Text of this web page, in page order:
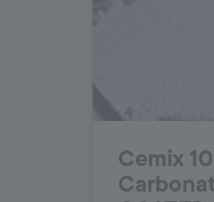
Cemix